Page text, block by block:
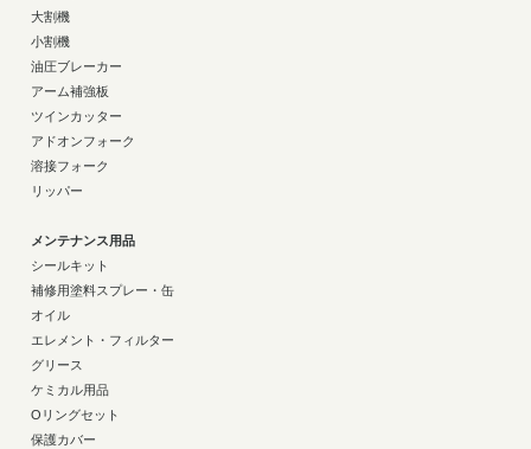
大割機
小割機
油圧ブレーカー
アーム補強板
ツインカッター
アドオンフォーク
溶接フォーク
リッパー
メンテナンス用品
シールキット
補修用塗料スプレー・缶
オイル
エレメント・フィルター
グリース
ケミカル用品
Oリングセット
保護カバー